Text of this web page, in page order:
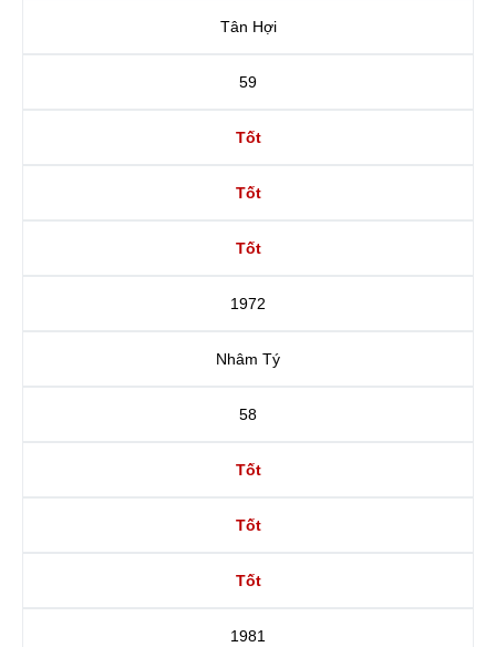
Tân Hợi
59
Tốt
Tốt
Tốt
1972
Nhâm Tý
58
Tốt
Tốt
Tốt
1981